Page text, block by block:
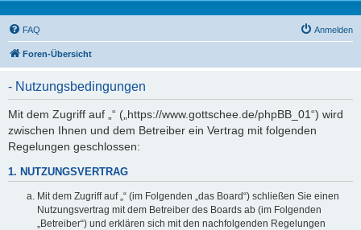
FAQ Anmelden
Foren-Übersicht
- Nutzungsbedingungen
Mit dem Zugriff auf „“ („https://www.gottschee.de/phpBB_01“) wird
zwischen Ihnen und dem Betreiber ein Vertrag mit folgenden
Regelungen geschlossen:
1. NUTZUNGSVERTRAG
Mit dem Zugriff auf „“ (im Folgenden „das Board“) schließen Sie einen
Nutzungsvertrag mit dem Betreiber des Boards ab (im Folgenden
„Betreiber“) und erklären sich mit den nachfolgenden Regelungen